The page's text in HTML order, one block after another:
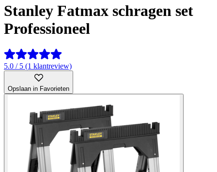
Stanley Fatmax schragen set
Professioneel
5.0 / 5 (1 klantreview)
Opslaan in Favorieten